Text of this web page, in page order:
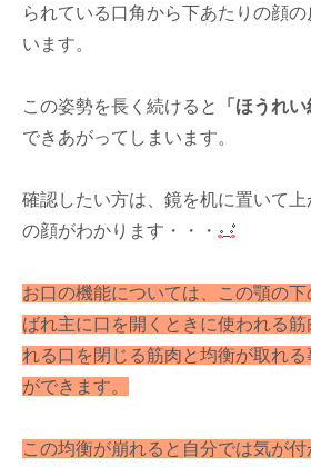
られている口角から下あたりの顔
います。
この姿勢を長く続けると 「ほうれい
できあがってしまいます。
確認したい方は、鏡を机に置いて上
の顔がわかります・・・
お口の機能については、この顎の
ばれ主に口を開くときに使われる
れる口を閉じる筋肉と均衡が取れ
ができます。
この均衡が崩れると自分では気が